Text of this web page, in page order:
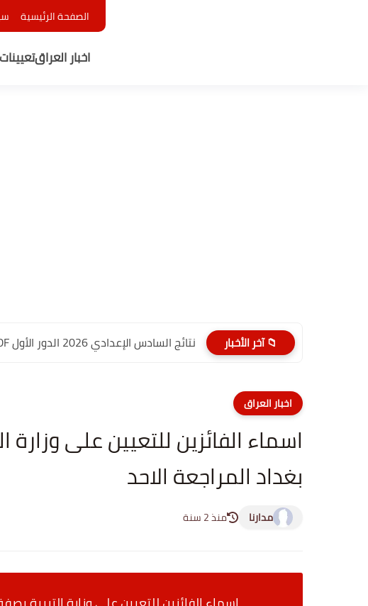
الصفحة الرئيسية
اخبار العراق
📁 آخر الأخبار نتائج السادس الإعدادي 2026 الدور الأول PDF الديوانية | موقع...
اخبار العراق
اسماء الفائزين للتعيين على
بغداد المراجعة الاحد
مدارنا منذ 2 سنة